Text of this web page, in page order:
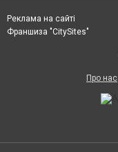
Реклама на сайті
Франшиза "CitySites"
Про нас